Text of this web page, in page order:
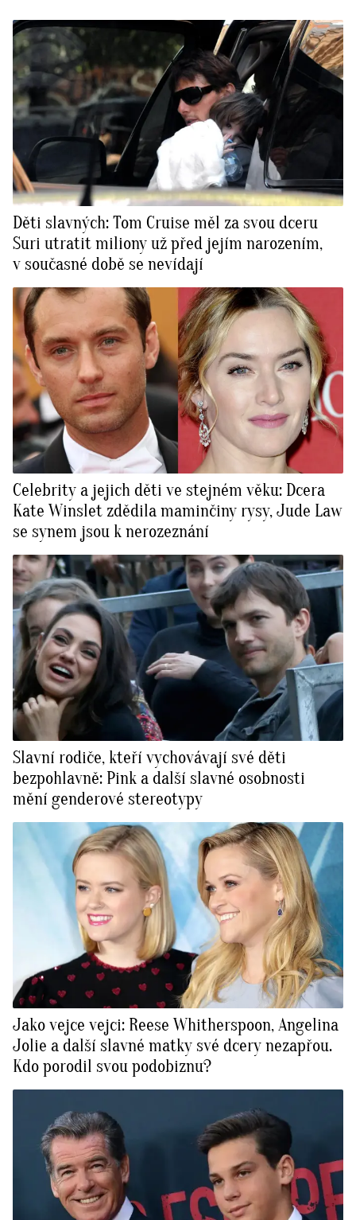
Děti slavných: Tom Cruise měl za svou dceru
Suri utratit miliony už před jejím narozením,
v současné době se nevídají
Celebrity a jejich děti ve stejném věku: Dcera
Kate Winslet zdědila maminčiny rysy, Jude Law
se synem jsou k nerozeznání
Slavní rodiče, kteří vychovávají své děti
bezpohlavně: Pink a další slavné osobnosti
mění genderové stereotypy
Jako vejce vejci: Reese Whitherspoon, Angelina
Jolie a další slavné matky své dcery nezapřou.
Kdo porodil svou podobiznu?